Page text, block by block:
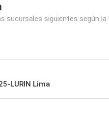
sucursales siguientes según
LURIN Lima